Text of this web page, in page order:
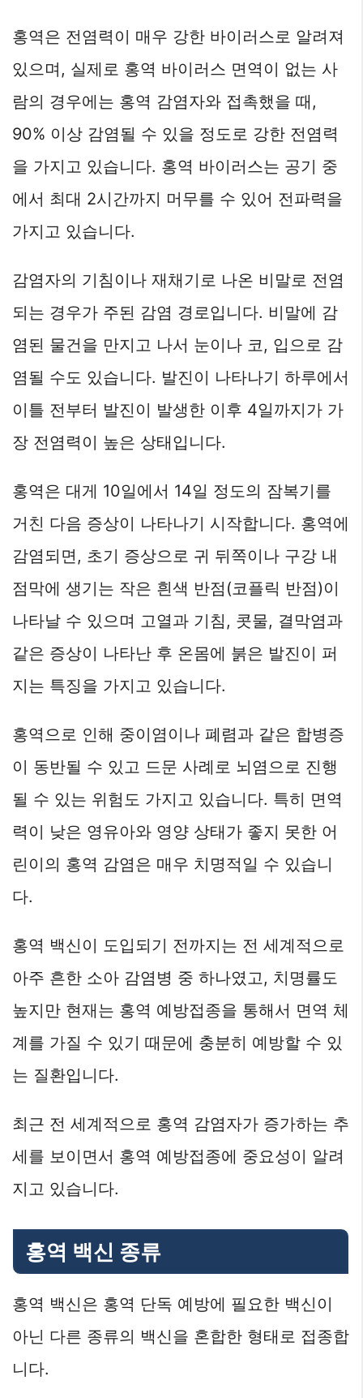
홍역은 전염력이 매우 강한 바이러스로 알려져
있으며, 실제로 홍역 바이러스 면역이 없는 사
람의 경우에는 홍역 감염자와 접촉했을 때,
90% 이상 감염될 수 있을 정도로 강한 전염력
을 가지고 있습니다. 홍역 바이러스는 공기 중
에서 최대 2시간까지 머무를 수 있어 전파력을
가지고 있습니다.
감염자의 기침이나 재채기로 나온 비말로 전염
되는 경우가 주된 감염 경로입니다. 비말에 감
염된 물건을 만지고 나서 눈이나 코, 입으로 감
염될 수도 있습니다. 발진이 나타나기 하루에서
이틀 전부터 발진이 발생한 이후 4일까지가 가
장 전염력이 높은 상태입니다.
홍역은 대게 10일에서 14일 정도의 잠복기를
거친 다음 증상이 나타나기 시작합니다. 홍역에
감염되면, 초기 증상으로 귀 뒤쪽이나 구강 내
점막에 생기는 작은 흰색 반점(코플릭 반점)이
나타날 수 있으며 고열과 기침, 콧물, 결막염과
같은 증상이 나타난 후 온몸에 붉은 발진이 퍼
지는 특징을 가지고 있습니다.
홍역으로 인해 중이염이나 폐렴과 같은 합병증
이 동반될 수 있고 드문 사례로 뇌염으로 진행
될 수 있는 위험도 가지고 있습니다. 특히 면역
력이 낮은 영유아와 영양 상태가 좋지 못한 어
린이의 홍역 감염은 매우 치명적일 수 있습니
다.
홍역 백신이 도입되기 전까지는 전 세계적으로
아주 흔한 소아 감염병 중 하나였고, 치명률도
높지만 현재는 홍역 예방접종을 통해서 면역 체
계를 가질 수 있기 때문에 충분히 예방할 수 있
는 질환입니다.
최근 전 세계적으로 홍역 감염자가 증가하는 추
세를 보이면서 홍역 예방접종에 중요성이 알려
지고 있습니다.
홍역 백신 종류
홍역 백신은 홍역 단독 예방에 필요한 백신이
아닌 다른 종류의 백신을 혼합한 형태로 접종합
니다.